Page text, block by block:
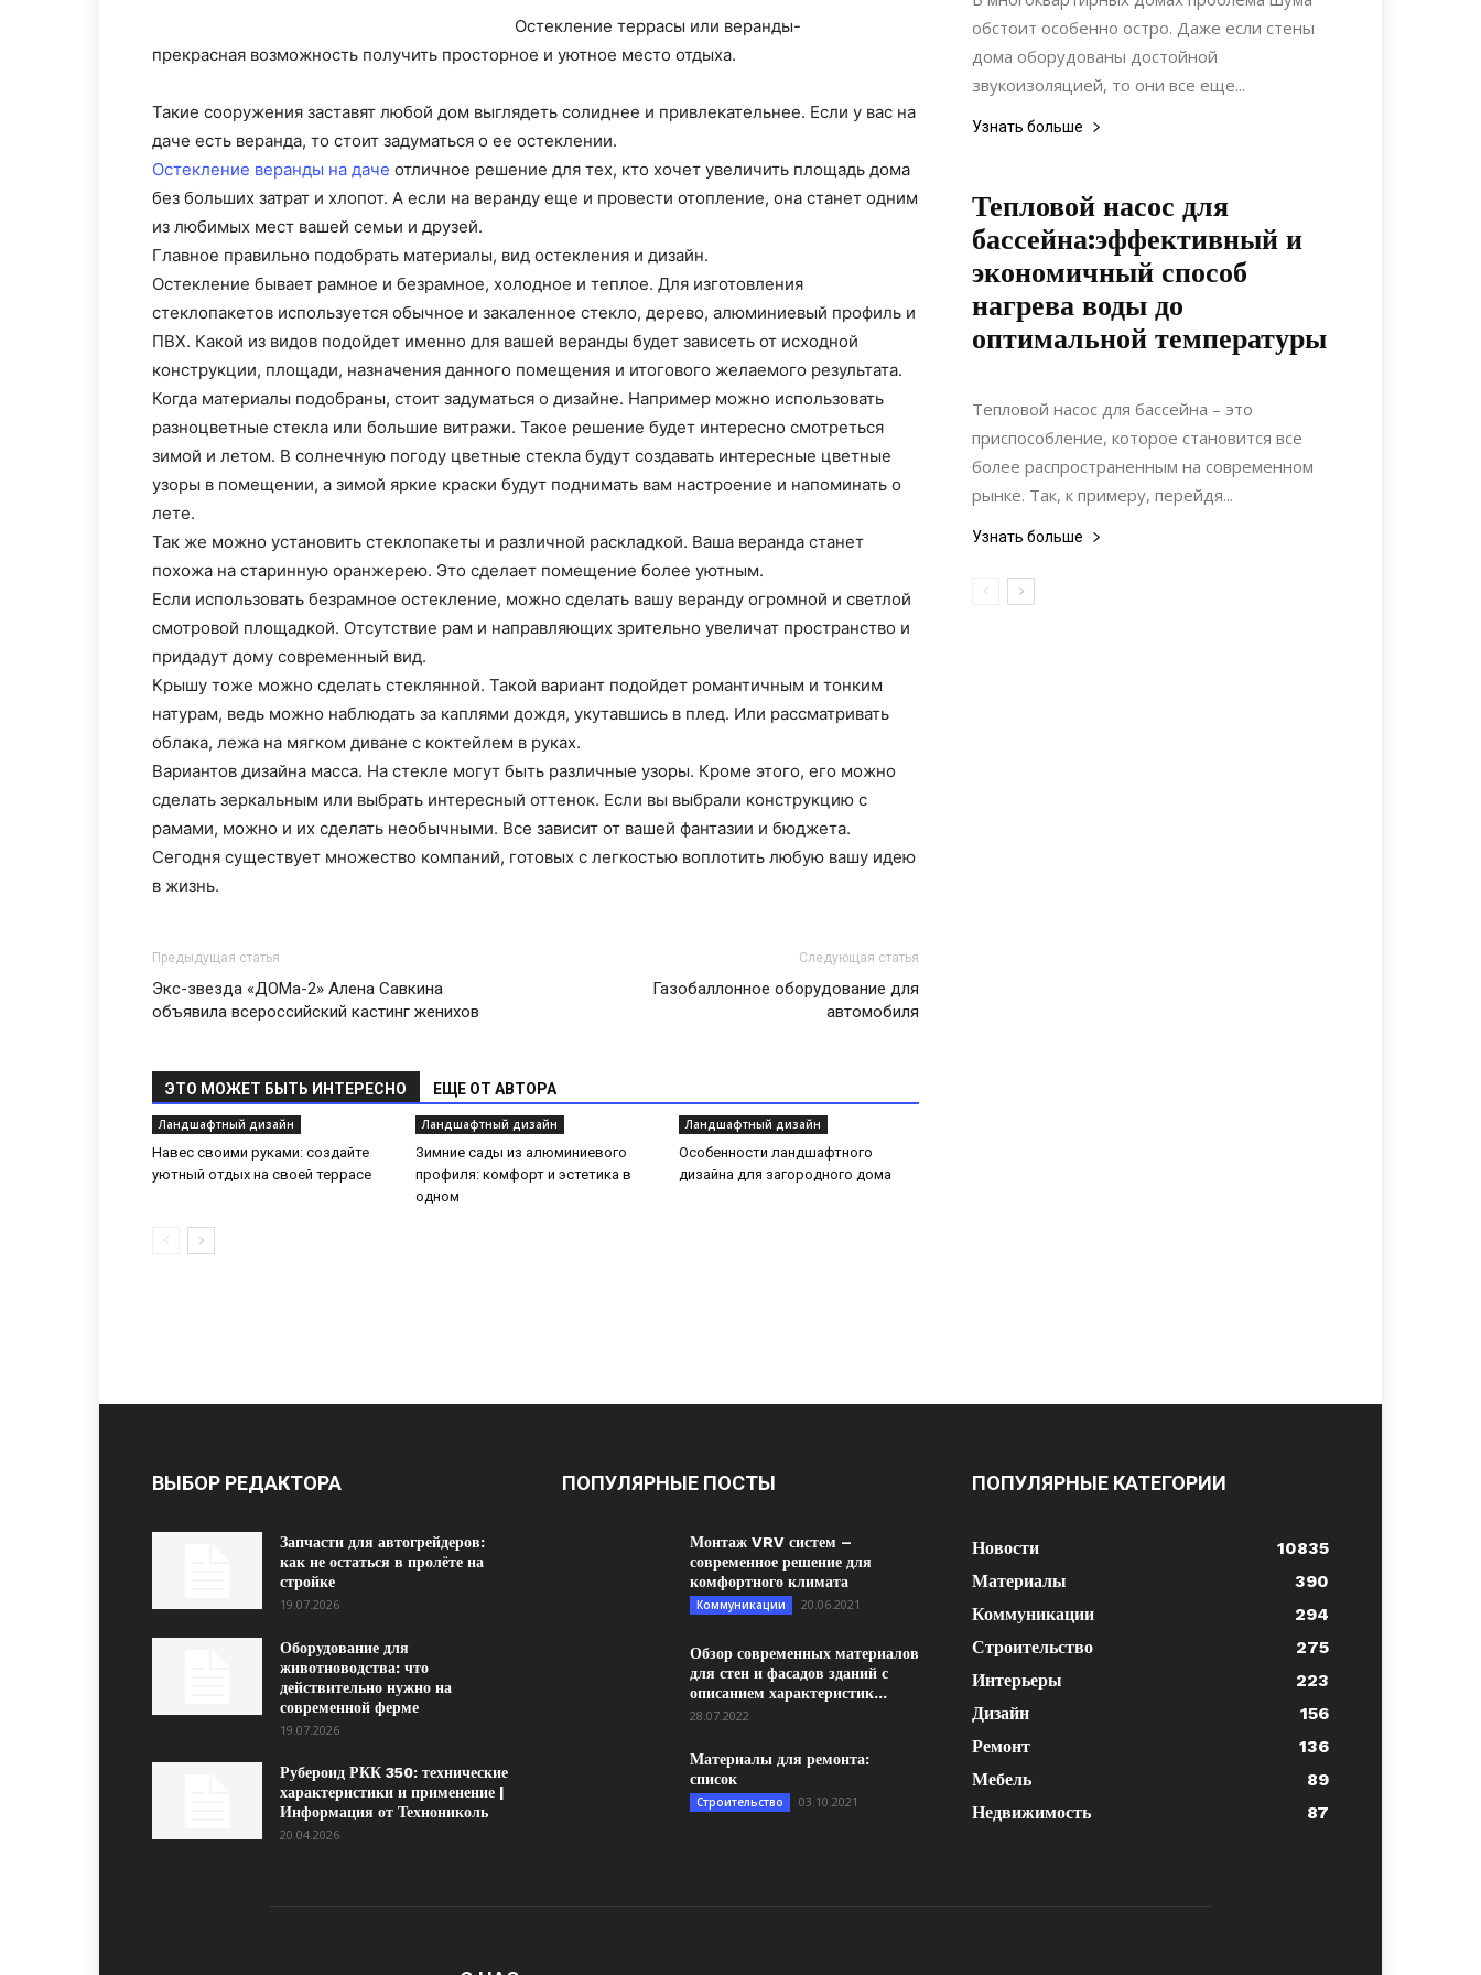
Остекление террасы или веранды-
прекрасная возможность получить просторное и уютное место отдыха.
Такие сооружения заставят любой дом выглядеть солиднее и привлекательнее. Если у вас на
даче есть веранда, то стоит задуматься о ее остеклении.
Остекление веранды на даче отличное решение для тех, кто хочет увеличить площадь дома
без больших затрат и хлопот. А если на веранду еще и провести отопление, она станет одним
из любимых мест вашей семьи и друзей.
Главное правильно подобрать материалы, вид остекления и дизайн.
Остекление бывает рамное и безрамное, холодное и теплое. Для изготовления
стеклопакетов используется обычное и закаленное стекло, дерево, алюминиевый профиль и
ПВХ. Какой из видов подойдет именно для вашей веранды будет зависеть от исходной
конструкции, площади, назначения данного помещения и итогового желаемого результата.
Когда материалы подобраны, стоит задуматься о дизайне. Например можно использовать
разноцветные стекла или большие витражи. Такое решение будет интересно смотреться
зимой и летом. В солнечную погоду цветные стекла будут создавать интересные цветные
узоры в помещении, а зимой яркие краски будут поднимать вам настроение и напоминать о
лете.
Так же можно установить стеклопакеты и различной раскладкой. Ваша веранда станет
похожа на старинную оранжерею. Это сделает помещение более уютным.
Если использовать безрамное остекление, можно сделать вашу веранду огромной и светлой
смотровой площадкой. Отсутствие рам и направляющих зрительно увеличат пространство и
придадут дому современный вид.
Крышу тоже можно сделать стеклянной. Такой вариант подойдет романтичным и тонким
натурам, ведь можно наблюдать за каплями дождя, укутавшись в плед. Или рассматривать
облака, лежа на мягком диване с коктейлем в руках.
Вариантов дизайна масса. На стекле могут быть различные узоры. Кроме этого, его можно
сделать зеркальным или выбрать интересный оттенок. Если вы выбрали конструкцию с
рамами, можно и их сделать необычными. Все зависит от вашей фантазии и бюджета.
Сегодня существует множество компаний, готовых с легкостью воплотить любую вашу идею
в жизнь.
Предыдущая статья
Экс-звезда «ДОМа-2» Алена Савкина
объявила всероссийский кастинг женихов
Следующая статья
Газобаллонное оборудование для
автомобиля
ЭТО МОЖЕТ БЫТЬ ИНТЕРЕСНО ЕЩЕ ОТ АВТОРА
Ландшафтный дизайн
Навес своими руками: создайте
уютный отдых на своей террасе
Ландшафтный дизайн
Зимние сады из алюминиевого
профиля: комфорт и эстетика в
одном
Ландшафтный дизайн
Особенности ландшафтного
дизайна для загородного дома
обстоит особенно остро. Даже если стены
дома оборудованы достойной
звукоизоляцией, то они все еще...
Узнать больше
Тепловой насос для
бассейна:эффективный и
экономичный способ
нагрева воды до
оптимальной температуры
21.11.2019 0
Тепловой насос для бассейна – это
приспособление, которое становится все
более распространенным на современном
рынке. Так, к примеру, перейдя...
Узнать больше
ВЫБОР РЕДАКТОРА
Запчасти для автогрейдеров:
как не остаться в пролёте на
стройке
19.07.2026
Оборудование для
животноводства: что
действительно нужно на
современной ферме
19.07.2026
Рубероид РКК 350: технические
характеристики и применение |
Информация от Технониколь
20.04.2026
ПОПУЛЯРНЫЕ ПОСТЫ
Монтаж VRV систем –
современное решение для
комфортного климата
Коммуникации 20.06.2021
Обзор современных материалов
для стен и фасадов зданий с
описанием характеристик...
28.07.2022
Материалы для ремонта:
список
Строительство 03.10.2021
ПОПУЛЯРНЫЕ КАТЕГОРИИ
Новости
10835
Материалы
390
Коммуникации
294
Строительство
275
Интерьеры
223
Дизайн
156
Ремонт
136
Мебель
89
Недвижимость
87